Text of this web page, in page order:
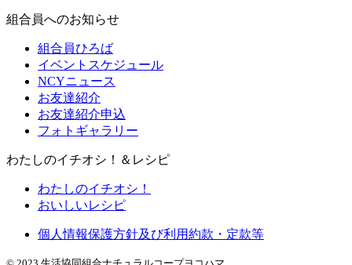
組合員へのお知らせ
組合員ひろば
イベントスケジュール
NCYニュース
お友達紹介
お友達紹介申込
フォトギャラリー
わたしのイチオシ！＆レシピ
わたしのイチオシ！
おいしいレシピ
個人情報保護方針及び利用約款・定款等